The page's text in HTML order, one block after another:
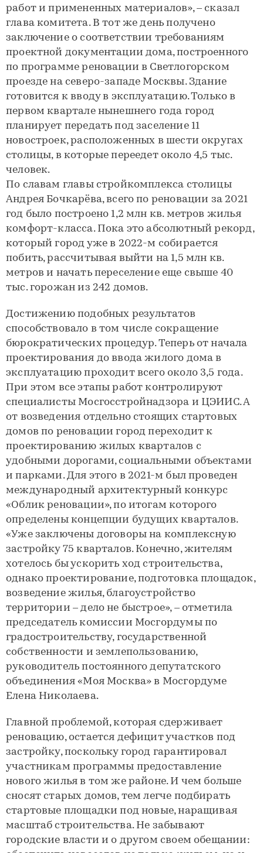
работ и примененных материалов», – сказал
глава комитета. В тот же день получено
заключение о соответствии требованиям
проектной документации дома, построенного
по программе реновации в Светлогорском
проезде на северо-западе Москвы. Здание
готовится к вводу в эксплуатацию. Только в
первом квартале нынешнего года город
планирует передать под заселение 11
новостроек, расположенных в шести округах
столицы, в которые переедет около 4,5 тыс.
человек.
По славам главы стройкомплекса столицы
Андрея Бочкарёва, всего по реновации за 2021
год было построено 1,2 млн кв. метров жилья
комфорт-класса. Пока это абсолютный рекорд,
который город уже в 2022-м собирается
побить, рассчитывая выйти на 1,5 млн кв.
метров и начать переселение еще свыше 40
тыс. горожан из 242 домов.
Достижению подобных результатов
способствовало в том числе сокращение
бюрократических процедур. Теперь от начала
проектирования до ввода жилого дома в
эксплуатацию проходит всего около 3,5 года.
При этом все этапы работ контролируют
специалисты Мосгосстройнадзора и ЦЭИИС. А
от возведения отдельно стоящих стартовых
домов по реновации город переходит к
проектированию жилых кварталов с
удобными дорогами, социальными объектами
и парками. Для этого в 2021-м был проведен
международный архитектурный конкурс
«Облик реновации», по итогам которого
определены концепции будущих кварталов.
«Уже заключены договоры на комплексную
застройку 75 кварталов. Конечно, жителям
хотелось бы ускорить ход строительства,
однако проектирование, подготовка площадок,
возведение жилья, благоустройство
территории – дело не быстрое», – отметила
председатель комиссии Мосгордумы по
градостроительству, государственной
собственности и землепользованию,
руководитель постоянного депутатского
объединения «Моя Москва» в Мосгордуме
Елена Николаева.
Главной проблемой, которая сдерживает
реновацию, остается дефицит участков под
застройку, поскольку город гарантировал
участникам программы предоставление
нового жилья в том же районе. И чем больше
сносят старых домов, тем легче подбирать
стартовые площадки под новые, наращивая
масштаб строительства. Не забывают
городские власти и о другом своем обещании: